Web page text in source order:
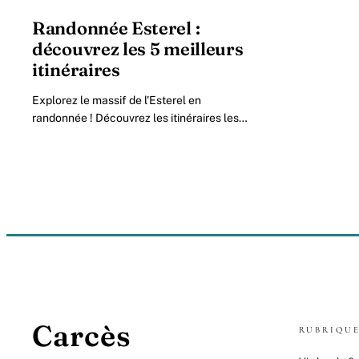
Randonnée Esterel :
découvrez les 5 meilleurs
itinéraires
Explorez le massif de l'Esterel en
randonnée ! Découvrez les itinéraires les
Carcès